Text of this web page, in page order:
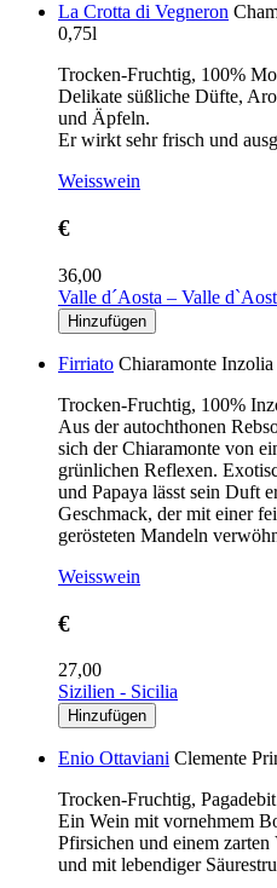
La Crotta di Vegneron
0,75l
Trocken-Fruchtig, 100%
Delikate süßliche Düfte,
und Äpfeln.
Er wirkt sehr frisch und
Weisswein
€
36,00
Valle d´Aosta – Valle
Firriato Chiaramonte
Trocken-Fruchtig, 100%
Aus der autochthonen
sich der Chiaramonte von
grünlichen Reflexen.
und Papaya lässt sein Duft
Geschmack, der mit einer
gerösteten Mandeln
Weisswein
€
27,00
Sizilien - Sicilia
Enio Ottaviani Clemente
Trocken-Fruchtig,
Ein Wein mit vornehmem
Pfirsichen und einem
und mit lebendiger